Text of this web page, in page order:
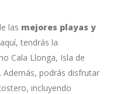
las mejores playas y
tendrás la
Cala Llonga, Isla de
Además, podrás disfrutar
incluyendo